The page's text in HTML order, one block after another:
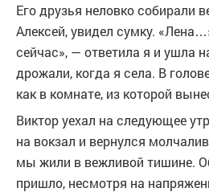
Его друзья неловко собирали
Алексей, увидел сумку.
сейчас», — ответила я и ушла
дрожали, когда я села. В
как в комнате, из которой
Виктор уехал на следующее
на вокзал и вернулся
мы жили в вежливой тишине.
пришло, несмотря на